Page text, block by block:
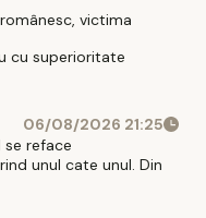
victima
cu superioritate
06/08/2026 21:25
reface
unul cate unul. Din